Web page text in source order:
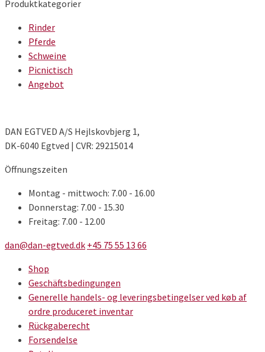
Produktkategorier
Rinder
Pferde
Schweine
Picnictisch
Angebot
DAN EGTVED A/S Hejlskovbjerg 1,
DK-6040 Egtved | CVR: 29215014
Öffnungszeiten
Montag - mittwoch: 7.00 - 16.00
Donnerstag: 7.00 - 15.30
Freitag: 7.00 - 12.00
dan@dan-egtved.dk +45 75 55 13 66
Shop
Geschäftsbedingungen
Generelle handels- og leveringsbetingelser ved køb af
ordre produceret inventar
Rückgaberecht
Forsendelse